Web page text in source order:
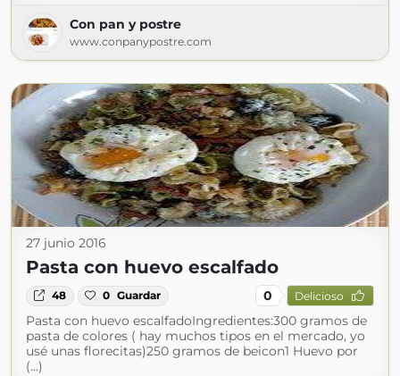
Con pan y postre
www.conpanypostre.com
27 junio 2016
Pasta con huevo escalfado
48 0 Guardar 0 Delicioso
Pasta con huevo escalfadoIngredientes:300 gramos de
pasta de colores ( hay muchos tipos en el mercado, yo
usé unas florecitas)250 gramos de beicon1 Huevo por
(...)